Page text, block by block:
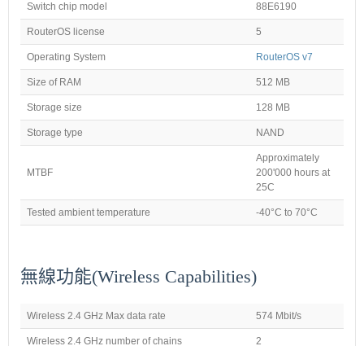
Switch chip model 88E6190
RouterOS license 5
Operating System RouterOS v7
Size of RAM 512 MB
Storage size 128 MB
Storage type NAND
MTBF
Approximately
200'000 hours at
25C
Tested ambient temperature -40°C to 70°C
無線功能(Wireless Capabilities)
Wireless 2.4 GHz Max data rate 574 Mbit/s
Wireless 2.4 GHz number of chains 2